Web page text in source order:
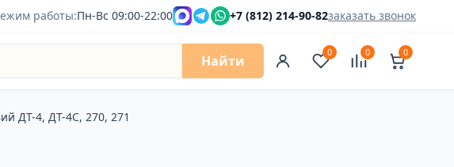
работы:Пн-Вс 09:00-22:00 +7 (812) 214-90-82заказать звонок
Найти
0 0 0
ДТ-4, ДТ-4С, 270, 271